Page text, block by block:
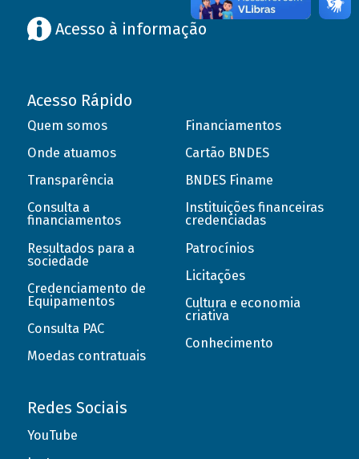
Acesso à informação
Acesso Rápido
Quem somos
Onde atuamos
Transparência
Consulta a
financiamentos
Resultados para a
sociedade
Credenciamento de
Equipamentos
Consulta PAC
Moedas contratuais
Financiamentos
Cartão BNDES
BNDES Finame
Instituições financeiras
credenciadas
Patrocínios
Licitações
Cultura e economia
criativa
Conhecimento
Redes Sociais
YouTube